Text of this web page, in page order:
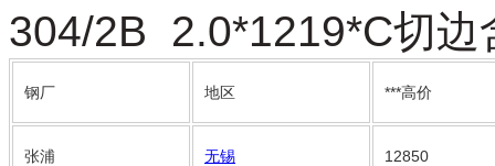
304/2B 2.0*1219*C切边
钢厂 地区 ***高价
张浦 无锡 12850